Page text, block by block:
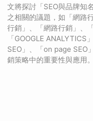
文將探討「SEO與品牌知
之相關的議題，如「網路
行銷」、「網路行銷」、
「GOOGLE
SEO」、「on page SEO
銷策略中的重要性與應用。